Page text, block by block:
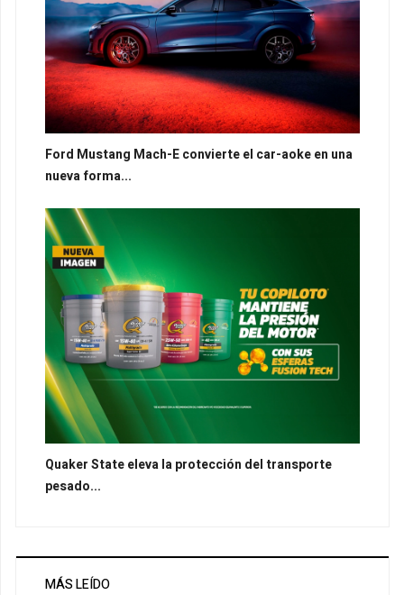
Ford Mustang Mach-E convierte el car-aoke en una
nueva forma...
Quaker State eleva la protección del transporte
pesado...
MÁS LEÍDO